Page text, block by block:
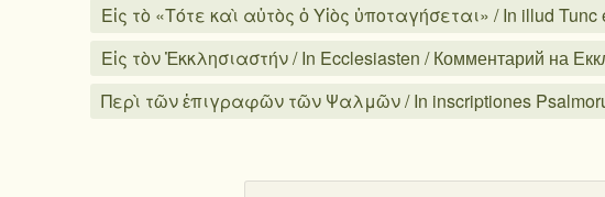
Εἰς τὸ «Τότε καὶ αὐτὸς ὁ Υἱὸς ὑποταγήσεται» / In illud
Εἰς τὸν Ἐκκλησιαστήν / In Ecclesiasten / Комментарий на
Περὶ τῶν ἐπιγραφῶν τῶν Ψαλμῶν / In inscriptiones